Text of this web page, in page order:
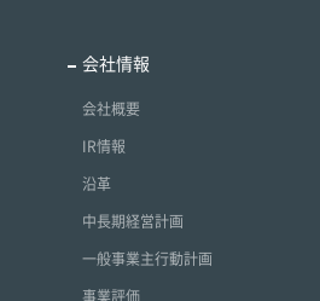
会社情報
会社概要
IR情報
沿革
中長期経営計画
一般事業主行動計画
事業評価